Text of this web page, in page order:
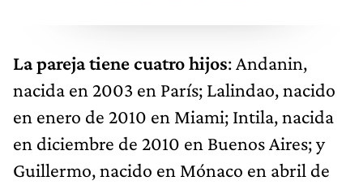
La pareja tiene cuatro hijos: Andanin,
nacida en 2003 en París; Lalindao, nacido
en enero de 2010 en Miami; Intila, nacida
en diciembre de 2010 en Buenos Aires; y
Guillermo, nacido en Mónaco en abril de